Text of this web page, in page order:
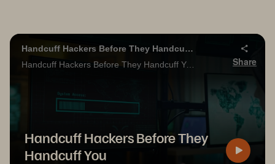
Handcuff Hackers Before They
Handcuff You
Handcuff Hackers Before They Handcuff You
Handcuff Hackers Before They Handcuff You with Pure Storage Safemode.
Share